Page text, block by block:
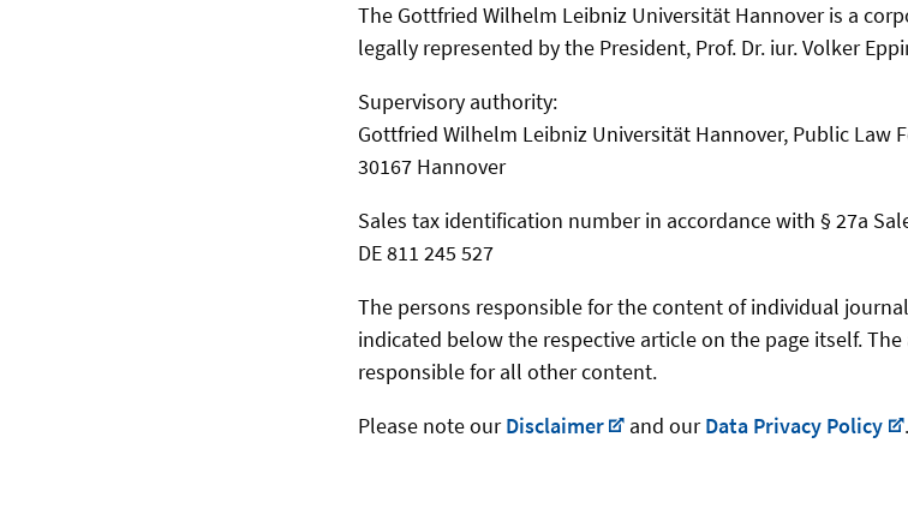
The Gottfried Wilhelm Leibniz Universität Hannover is a
legally represented by the President, Prof. Dr. iur. Volker
Supervisory authority:
Gottfried Wilhelm Leibniz Universität Hannover, Public Law
30167 Hannover
Sales tax identification number in accordance with § 27a
DE 811 245 527
The persons responsible for the content of individual
indicated below the respective article on the page itself.
responsible for all other content.
Please note ourDisclaimer and ourData Privacy Policy .